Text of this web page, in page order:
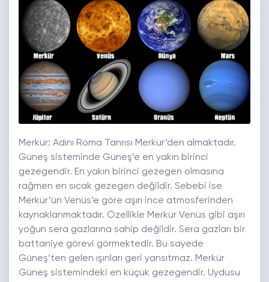
Merkür: Adını Roma Tanrısı Merkür’den almaktadır.
Güneş sisteminde Güneş’e en yakın birinci
gezegendir. En yakın birinci gezegen olmasına
rağmen en sıcak gezegen değildir. Sebebi ise
Merkür’ün Venüs’e göre aşırı ince atmosferinden
kaynaklanmaktadır. Özellikle Merkür Venüs gibi aşırı
yoğun sera gazlarına sahip değildir. Sera gazları bir
battaniye görevi görmektedir. Bu sayede
Güneş’ten gelen ışınları geri yansıtmaz. Merkür
Güneş sistemindeki en küçük gezegendir. Uydusu